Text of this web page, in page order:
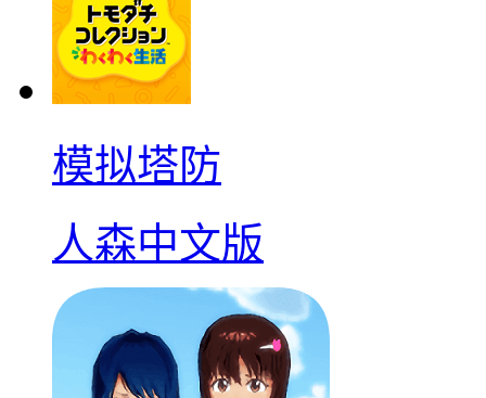
模拟塔防
人森中文版